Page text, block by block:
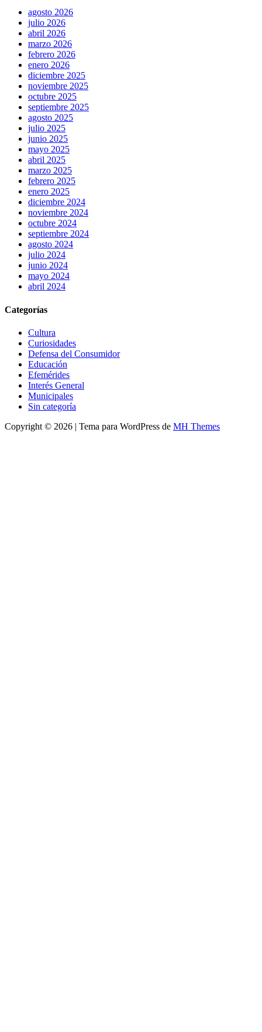
agosto 2026
julio 2026
abril 2026
marzo 2026
febrero 2026
enero 2026
diciembre 2025
noviembre 2025
octubre 2025
septiembre 2025
agosto 2025
julio 2025
junio 2025
mayo 2025
abril 2025
marzo 2025
febrero 2025
enero 2025
diciembre 2024
noviembre 2024
octubre 2024
septiembre 2024
agosto 2024
julio 2024
junio 2024
mayo 2024
abril 2024
Categorías
Cultura
Curiosidades
Defensa del Consumidor
Educación
Efemérides
Interés General
Municipales
Sin categoría
Copyright © 2026 | Tema para WordPress de MH Themes